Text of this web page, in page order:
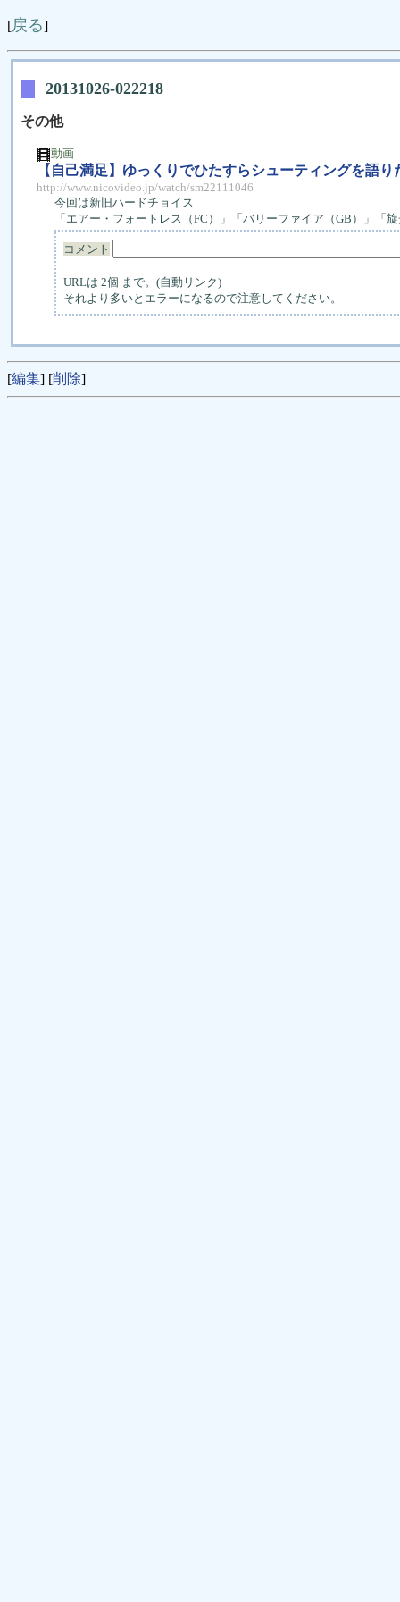
[戻る]
20131026-022218
その他
動画
【自己満足】ゆっくりでひたすらシューティングを語
http://www.nicovideo.jp/watch/sm22111046
今回は新旧ハードチョイス
「エアー・フォートレス（FC）」「バリーファイア（GB）」
コメント
URLは 2個 まで。(自動リンク)
それより多いとエラーになるので注意してください。
[編集] [削除]